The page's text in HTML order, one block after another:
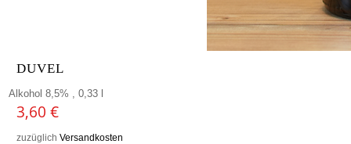
DUVEL
Alkohol 8,5% , 0,33 l
3,60 €
zuzüglich Versandkosten